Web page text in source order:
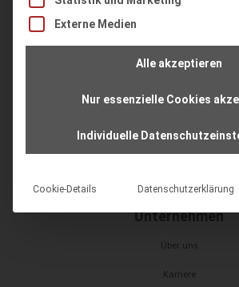
Externe Medien
Alle akzeptieren
Nur essenzielle Cookies
Individuelle
Cookie-Details Datenschutzerklärung
Shop
Unternehmen
Über uns
Karriere